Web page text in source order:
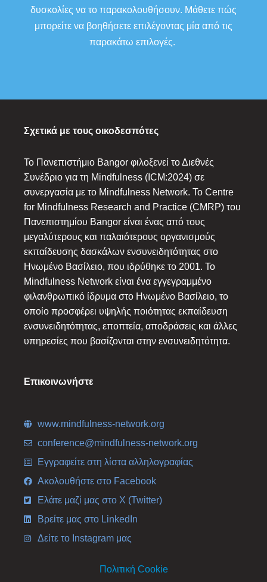
δυσκολίες να το παρακολουθήσουν. Μάθετε πώς
μπορείτε να βοηθήσετε επιλέγοντας μία από τις
παρακάτω επιλογές.
Σχετικά με τους οικοδεσπότες
Το Πανεπιστήμιο Bangor φιλοξενεί το Διεθνές
Συνέδριο για τη Mindfulness (ICM:2024) σε
συνεργασία με το Mindfulness Network. Το Centre
for Mindfulness Research and Practice (CMRP) του
Πανεπιστημίου Bangor είναι ένας από τους
μεγαλύτερους και παλαιότερους οργανισμούς
εκπαίδευσης δασκάλων ενσυνειδητότητας στο
Ηνωμένο Βασίλειο, που ιδρύθηκε το 2001. Το
Mindfulness Network είναι ένα εγγεγραμμένο
φιλανθρωπικό ίδρυμα στο Ηνωμένο Βασίλειο, το
οποίο προσφέρει υψηλής ποιότητας εκπαίδευση
ενσυνειδητότητας, εποπτεία, αποδράσεις και άλλες
υπηρεσίες που βασίζονται στην ενσυνειδητότητα.
Επικοινωνήστε
www.mindfulness-network.org
conference@mindfulness-network.org
Εγγραφείτε στη λίστα αλληλογραφίας
Ακολουθήστε στο Facebook
Ελάτε μαζί μας στο X (Twitter)
Βρείτε μας στο LinkedIn
Δείτε το Instagram μας
Πολιτική Cookie